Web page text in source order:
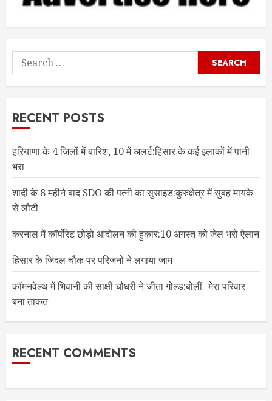
Search
for:
RECENT POSTS
हरियाणा के 4 जिलों में बारिश, 10 में अलर्ट:हिसार के कई इलाकों में पानी
भरा
शादी के 8 महीने बाद SDO की पत्नी का सुसाइड:कुरुक्षेत्र में सुबह मायके
से लौटी
करनाल में कॉर्पोरेट छोड़ो आंदोलन की हुंकार:10 अगस्त को जेल भरो ऐलान
हिसार के जिंदल चौक पर परिजनों ने लगाया जाम
कॉमनवेल्थ में भिवानी की साक्षी चौधरी ने जीता गोल्ड:बोलीं- मेरा परिवार
बना ताकत
RECENT COMMENTS